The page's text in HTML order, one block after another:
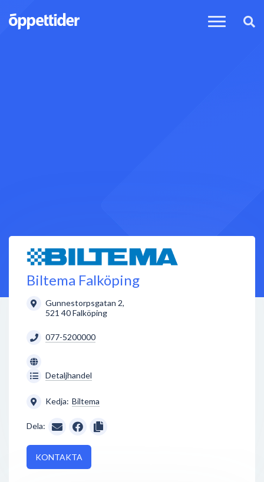
Biltema Falköping
Gunnestorpsgatan 2,
521 40Falköping
077-5200000
Detaljhandel
Kedja: Biltema
Dela:
KONTAKTA